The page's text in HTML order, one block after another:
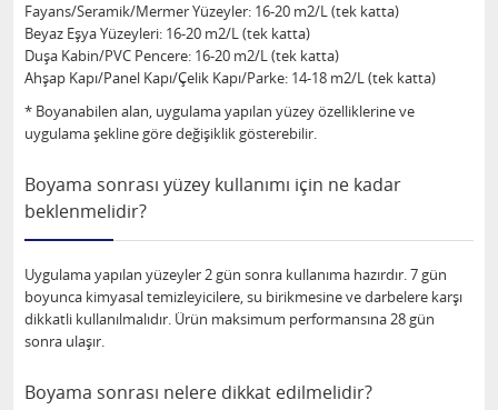
Fayans/Seramik/Mermer Yüzeyler: 16-20 m2/L (tek katta)
Beyaz Eşya Yüzeyleri: 16-20 m2/L (tek katta)
Duşa Kabin/PVC Pencere: 16-20 m2/L (tek katta)
Ahşap Kapı/Panel Kapı/Çelik Kapı/Parke: 14-18 m2/L (tek katta)
* Boyanabilen alan, uygulama yapılan yüzey özelliklerine ve
uygulama şekline göre değişiklik gösterebilir.
Boyama sonrası yüzey kullanımı için ne kadar
beklenmelidir?
Uygulama yapılan yüzeyler 2 gün sonra kullanıma hazırdır. 7 gün
boyunca kimyasal temizleyicilere, su birikmesine ve darbelere karşı
dikkatli kullanılmalıdır. Ürün maksimum performansına 28 gün
sonra ulaşır.
Boyama sonrası nelere dikkat edilmelidir?